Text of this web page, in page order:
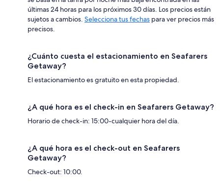
últimas 24 horas para los próximos 30 días. Los precios están
sujetos a cambios. Selecciona tus fechas para ver precios más
precisos.
¿Cuánto cuesta el estacionamiento en Seafarers
Getaway?
El estacionamiento es gratuito en esta propiedad.
¿A qué hora es el check-in en Seafarers Getaway?
Horario de check-in: 15:00-cualquier hora del día.
¿A qué hora es el check-out en Seafarers
Getaway?
Check-out: 10:00.